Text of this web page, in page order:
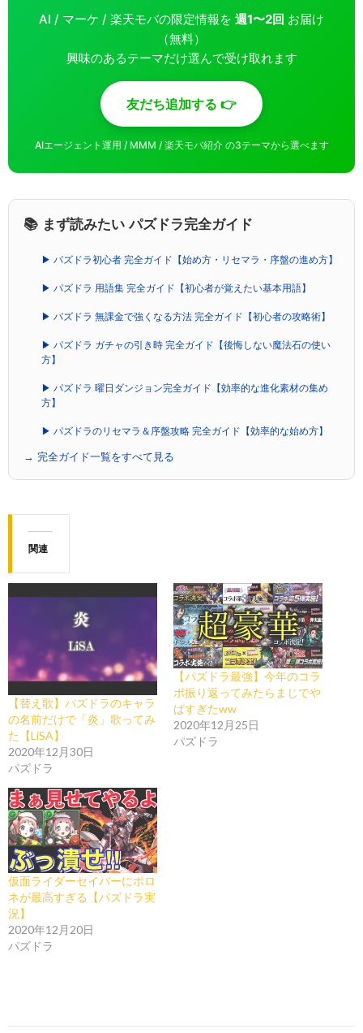
AI / マーケ / 楽天モバの限定情報を 週1〜2回 お届け
（無料）
興味のあるテーマだけ選んで受け取れます
友だち追加する 👉
AIエージェント運用 / MMM / 楽天モバ紹介 の3テーマから選べます
📚 まず読みたい パズドラ完全ガイド
▶ パズドラ初心者 完全ガイド【始め方・リセマラ・序盤の進め方】
▶ パズドラ 用語集 完全ガイド【初心者が覚えたい基本用語】
▶ パズドラ 無課金で強くなる方法 完全ガイド【初心者の攻略術】
▶ パズドラ ガチャの引き時 完全ガイド【後悔しない魔法石の使い
方】
▶ パズドラ 曜日ダンジョン完全ガイド【効率的な進化素材の集め
方】
▶ パズドラのリセマラ＆序盤攻略 完全ガイド【効率的な始め方】
→ 完全ガイド一覧をすべて見る
関連
【替え歌】パズドラのキャラ
の名前だけで「炎」歌ってみ
た【LiSA】
2020年12月30日
パズドラ
【パズドラ最強】今年のコラ
ボ振り返ってみたらまじでや
ばすぎたww
2020年12月25日
パズドラ
仮面ライダーセイバーにポロ
ネが最高すぎる【パズドラ実
況】
2020年12月20日
パズドラ